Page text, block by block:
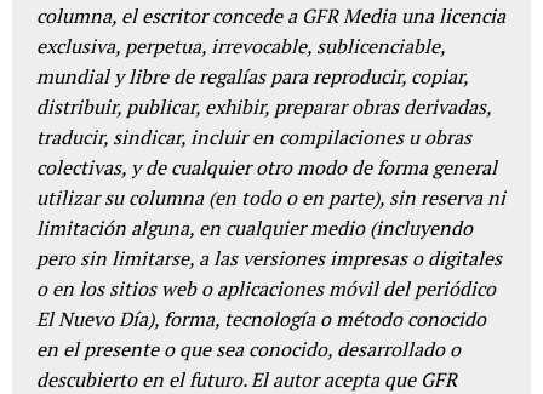
columna, el escritor concede a GFR Media una licencia
exclusiva, perpetua, irrevocable, sublicenciable,
mundial y libre de regalías para reproducir, copiar,
distribuir, publicar, exhibir, preparar obras derivadas,
traducir, sindicar, incluir en compilaciones u obras
colectivas, y de cualquier otro modo de forma general
utilizar su columna (en todo o en parte), sin reserva ni
limitación alguna, en cualquier medio (incluyendo
pero sin limitarse, a las versiones impresas o digitales
o en los sitios web o aplicaciones móvil del periódico
El Nuevo Día), forma, tecnología o método conocido
en el presente o que sea conocido, desarrollado o
descubierto en el futuro. El autor acepta que GFR